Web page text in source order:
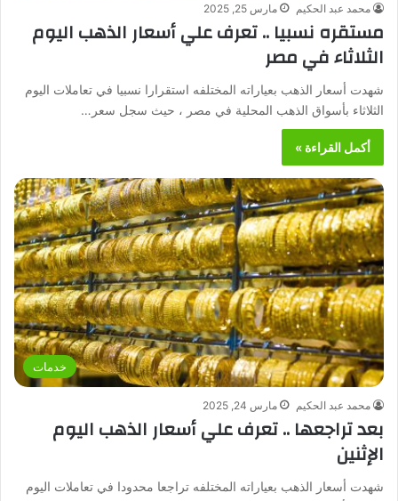
محمد عبد الحكيم مارس 25, 2025
مستقره نسبيا .. تعرف علي أسعار الذهب اليوم
الثلاثاء في مصر
شهدت أسعار الذهب بعياراته المختلفه استقرارا نسبيا في تعاملات اليوم
الثلاثاء بأسواق الذهب المحلية في مصر ، حيث سجل سعر…
أكمل القراءة »
خدمات
محمد عبد الحكيم مارس 24, 2025
بعد تراجعها .. تعرف علي أسعار الذهب اليوم
الإثنين
شهدت أسعار الذهب بعياراته المختلفه تراجعا محدودا في تعاملات اليوم